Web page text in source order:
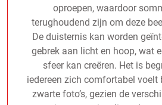
oproepen, waardoor
terughoudend zijn om deze
De duisternis kan worden
gebrek aan licht en hoop, wat
sfeer kan creëren. Het is
iedereen zich comfortabel voelt
zwarte foto’s, gezien de